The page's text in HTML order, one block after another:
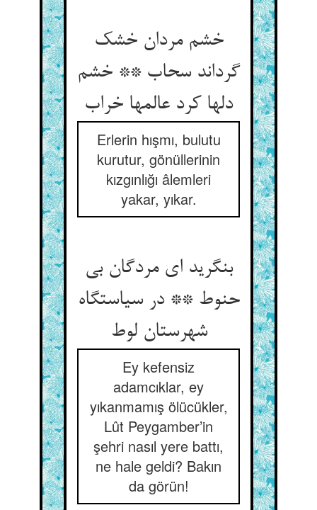
خشم مردان خشک
گرداند سحاب ** خشم
دلها کرد عالمها خراب
Erlerin hışmı, bulutu
kurutur, gönüllerinin
kızgınlığı âlemleri
yakar, yıkar.
بنگرید ای مردگان بی
حنوط ** در سیاستگاه
شهرستان لوط
Ey kefensiz
adamcıklar, ey
yıkanmamış ölücükler,
Lût Peygamber’in
şehri nasıl yere battı,
ne hale geldi? Bakın
da görün!